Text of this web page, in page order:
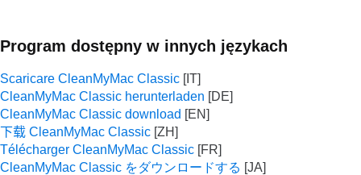
Program dostępny w innych językach
Scaricare CleanMyMac Classic
CleanMyMac Classic herunterladen
CleanMyMac Classic download
下载 CleanMyMac Classic
Télécharger CleanMyMac Classic
CleanMyMac Classic をダウンロードする